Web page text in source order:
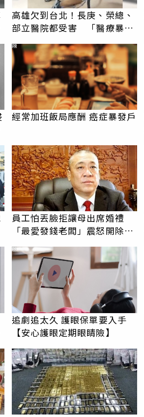
高雄欠到台北！長庚、榮總、
部立醫院都受害 「醫療暴力
經常加班飯局應酬 癌症暴發戶
PR
員工怕丟臉拒讓母出席婚禮
「最愛發錢老闆」震怒開除：
我看不起你
追劇追太久 護眼保單要入手
【安心護眼定期眼睛險】
PR